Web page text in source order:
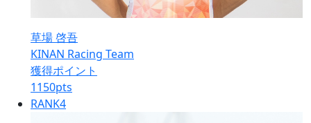
草場 啓吾
KINAN Racing Team
獲得ポイント
1150pts
RANK4